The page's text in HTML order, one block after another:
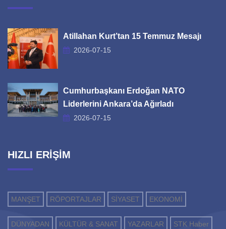
Atillahan Kurt’tan 15 Temmuz Mesajı
2026-07-15
Cumhurbaşkanı Erdoğan NATO
Liderlerini Ankara’da Ağırladı
2026-07-15
HIZLI ERİŞİM
MANŞET RÖPORTAJLAR SİYASET EKONOMİ
DÜNYADAN KÜLTÜR & SANAT YAZARLAR STK Haber